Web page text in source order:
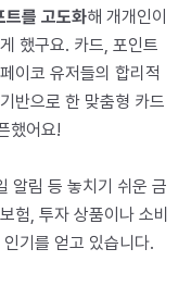
트를 고도화해 개개인이
했구요. 카드, 포인트
이코 유저들의 합리적
반으로 한 맞춤형 카드
했어요!
알림 등 놓치기 쉬운 금
험, 투자 상품이나 소비
기를 얻고 있습니다.